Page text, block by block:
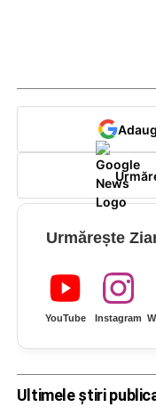
Urmărește
YouTube Instagram
Ultimele știri